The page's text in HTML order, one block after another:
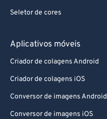
Seletor de cores
Aplicativos móveis
Criador de colagens Android
Criador de colagens iOS
Conversor de imagens Android
Conversor de imagens iOS